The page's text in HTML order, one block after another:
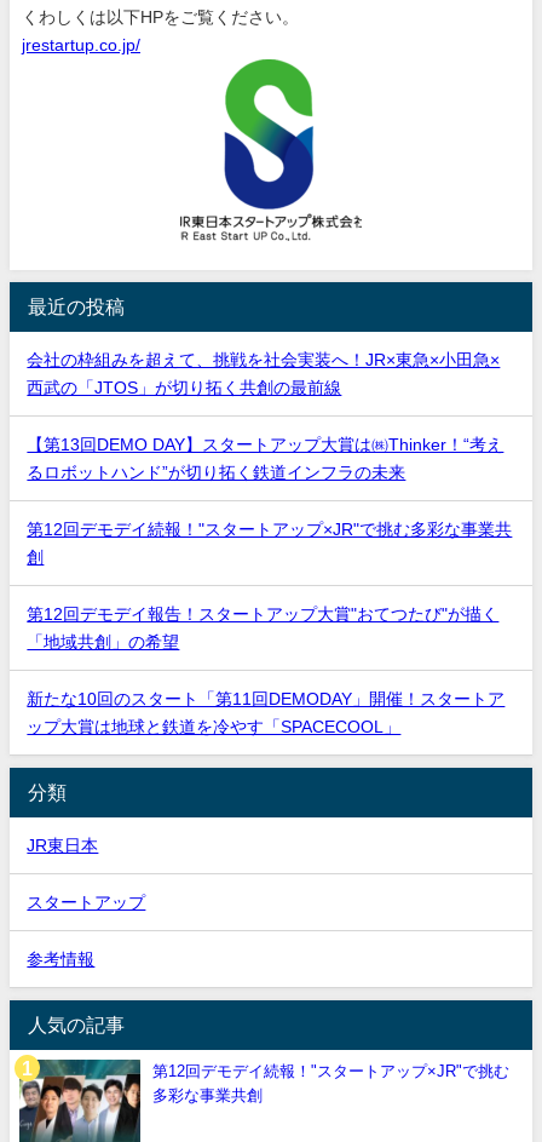
くわしくは以下HPをご覧ください。
jrestartup.co.jp/
最近の投稿
会社の枠組みを超えて、挑戦を社会実装へ！JR×東急×小田急×
西武の「JTOS」が切り拓く共創の最前線
【第13回DEMO DAY】スタートアップ大賞は㈱Thinker！“考え
るロボットハンド”が切り拓く鉄道インフラの未来
第12回デモデイ続報！"スタートアップ×JR"で挑む多彩な事業共
創
第12回デモデイ報告！スタートアップ大賞"おてつたび"が描く
「地域共創」の希望
新たな10回のスタート「第11回DEMODAY」開催！スタートア
ップ大賞は地球と鉄道を冷やす「SPACECOOL」
分類
JR東日本
スタートアップ
参考情報
人気の記事
第12回デモデイ続報！"スタートアップ×JR"で挑む
多彩な事業共創